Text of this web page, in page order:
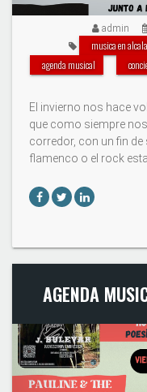
admin
musica en alcala
agenda musical
El invierno nos hace
que como siempre
corredor, con un fin de
flamenco o el rock
AGENDA